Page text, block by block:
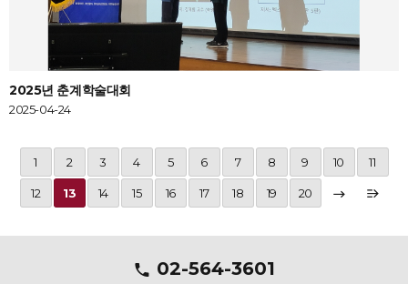
2025년 춘계학술대회
2025-04-24
1 2 3 4 5 6 7 8 9 10 11
12 13 14 15 16 17 18 19 20
02-564-3601